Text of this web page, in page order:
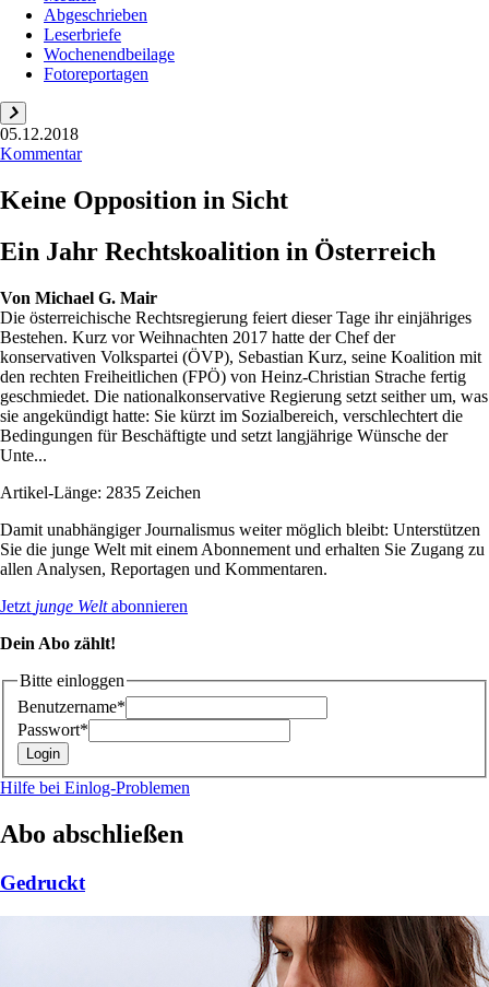
Abgeschrieben
Leserbriefe
Wochenendbeilage
Fotoreportagen
05.12.2018
Kommentar
Keine Opposition in Sicht
Ein Jahr Rechtskoalition in Österreich
Von Michael G. Mair
Die österreichische Rechtsregierung feiert dieser Tage ihr einjähriges
Bestehen. Kurz vor Weihnachten 2017 hatte der Chef der
konservativen Volkspartei (ÖVP), Sebastian Kurz, seine Koalition mit
den rechten Freiheitlichen (FPÖ) von Heinz-Christian Strache fertig
geschmiedet. Die nationalkonservative Regierung setzt seither um, was
sie angekündigt hatte: Sie kürzt im Sozialbereich, verschlechtert die
Bedingungen für Beschäftigte und setzt langjährige Wünsche der
Unte...
Artikel-Länge: 2835 Zeichen
Damit unabhängiger Journalismus weiter möglich bleibt: Unterstützen
Sie die junge Welt mit einem Abonnement und erhalten Sie Zugang zu
allen Analysen, Reportagen und Kommentaren.
Jetzt junge Weltabonnieren
Dein Abo zählt!
Bitte einloggen
Benutzername*
Passwort*
Hilfe bei Einlog-Problemen
Abo abschließen
Gedruckt